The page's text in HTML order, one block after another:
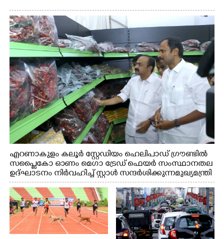
എറണാകുളം കലൂർ സ്റ്റേഡിയം ഹെലിപാഡ് ഗ്രൗണ്ടിൽ
സപ്ളൈകോ ഓണം മെഗാ ട്രേഡ് ഫെയർ സംസ്ഥാനതല
ഉദ്ഘാടനം നിർവഹിച്ച് സ്റ്റാൾ സന്ദർശിക്കുന്ന മുഖ്യമന്ത്രി
വി.ഡി. സതീശൻ. മന്ത്രി അനൂപ് ജേക്കബ് സമീപം